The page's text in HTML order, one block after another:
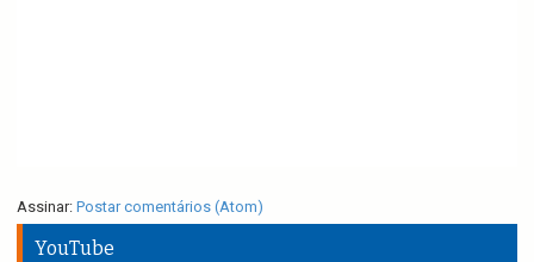
Assinar: Postar comentários (Atom)
YouTube